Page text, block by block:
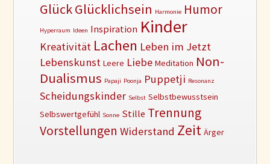
GlückGlücklichsein Harmonie Humor
Hyperraum Ideen Inspiration Kinder
Kreativität Lachen Leben im Jetzt
Lebenskunst Leere Liebe Meditation Non-
Dualismus Papaji Poonja Puppetji Resonanz
Scheidungskinder Selbst Selbstbewusstsein
Selbswertgefühl Sonne Stille Trennung
Vorstellungen Widerstand Zeit Ärger